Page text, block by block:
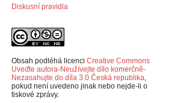
Diskusní pravidla
Obsah podléhá licenci Creative Commons
Uveďte autora-Neužívejte dílo komerčně-
Nezasahujte do díla 3.0 Česká republika,
pokud není uvedeno jinak nebo nejde-li o
tiskové zprávy.